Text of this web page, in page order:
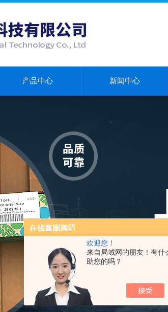
欢迎您！
来自局域网的朋友！有什
助您的吗？
产品中心 新闻中心